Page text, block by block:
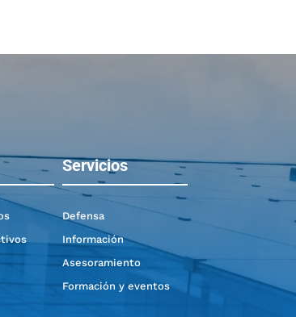
Servicios
Defensa
Información
Asesoramiento
Formación y eventos